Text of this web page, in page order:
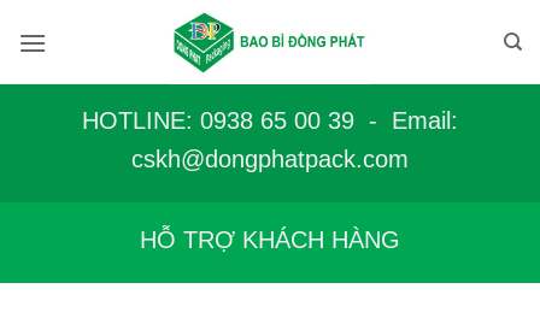
qua
HOTLINE: 0938 65 00 39 - Email:
cskh@dongphatpack.com
HỖ TRỢ KHÁCH HÀNG